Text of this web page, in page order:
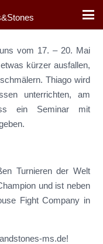
vom 17. – 20. Mai
kürzer ausfallen,
Thiago wird
unterrichten, am
ein Seminar mit
Turnieren der Welt
und ist neben
Fight Company in
ms.de!